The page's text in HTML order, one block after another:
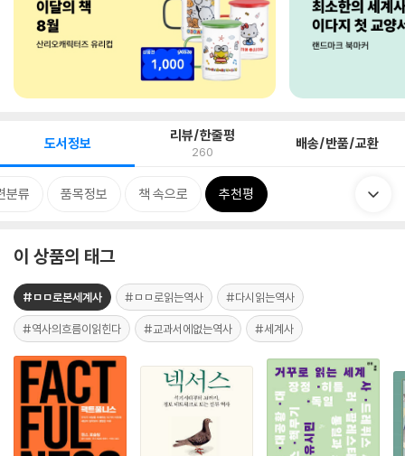
도서정보 리뷰/한줄평
260 배송/반품/교환
분류 품목정보 책 속으로 추천평
이 상품의 태그
#ㅁㅁ로본세계사 #ㅁㅁ로읽는역사 #다시읽는역사
#역사의흐름이읽힌다 #교과서에없는역사 #세계사